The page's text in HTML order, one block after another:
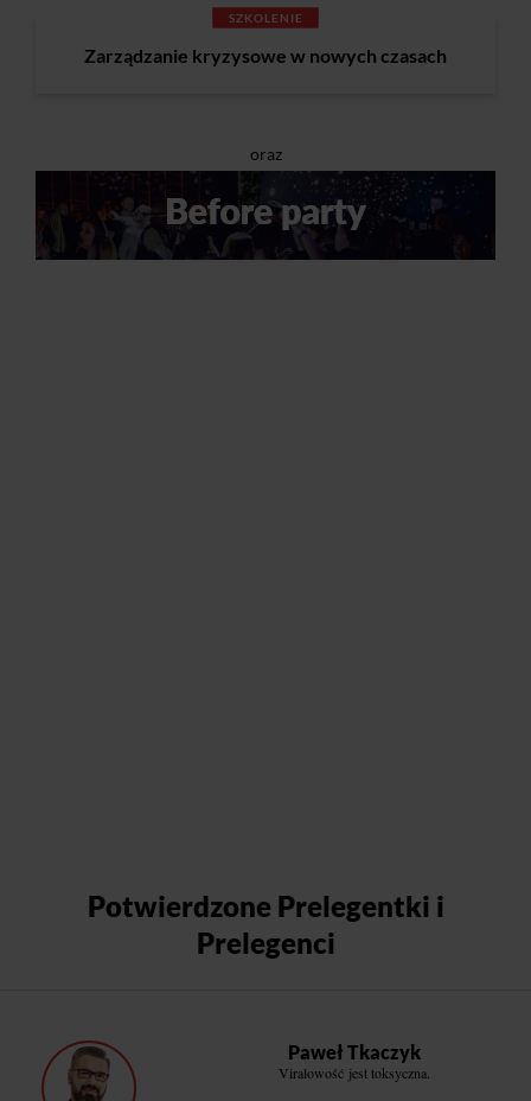
SZKOLENIE
Zarządzanie kryzysowe w nowych czasach
oraz
Potwierdzone Prelegentki i
Prelegenci
Paweł Tkaczyk
Viralowość jest toksyczna.